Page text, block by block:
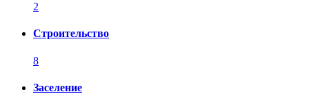
2
Строительство
8
Заселение